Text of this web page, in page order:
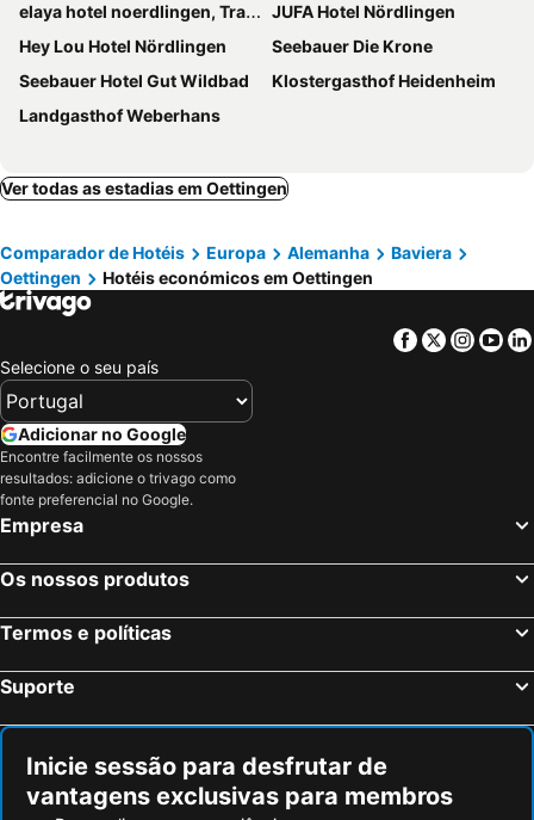
elaya hotel noerdlingen, Trademark Collection by Wyndham
JUFA Hotel Nördlingen
Hey Lou Hotel Nördlingen
Seebauer Die Krone
Seebauer Hotel Gut Wildbad
Klostergasthof Heidenheim
Landgasthof Weberhans
Ver todas as estadias em Oettingen
Comparador de Hotéis Europa Alemanha
Baviera
Oettingen
Hotéis económicos em Oettingen
Facebook
Twitter
Selecione o seu país
Adicionar no Google
Encontre facilmente os nossos
resultados: adicione o trivago como
fonte preferencial no Google.
Empresa
Os nossos produtos
Termos e políticas
Suporte
Inicie sessão para desfrutar de
vantagens exclusivas para membros